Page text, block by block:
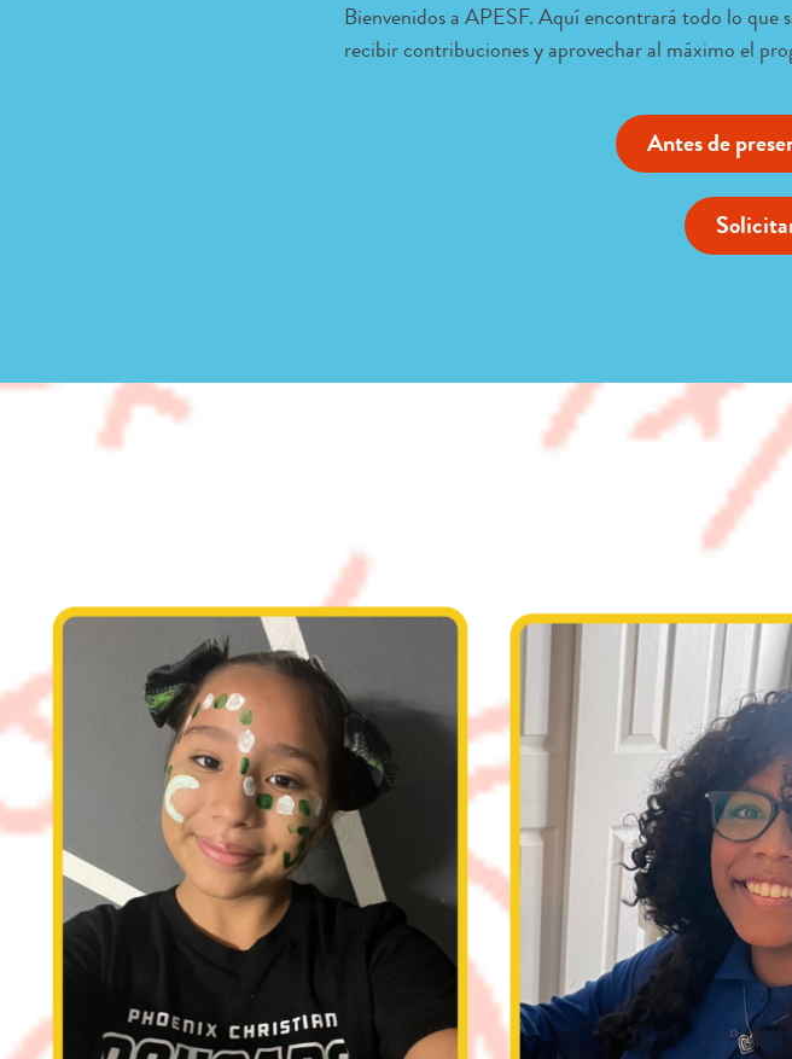
Bienvenidos a APESF. Aquí encontrará todo lo que
recibir contribuciones y aprovechar al máximo el
Antes de